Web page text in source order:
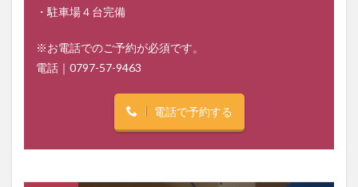
・駐車場４台完備
※お電話でのご予約が必須です。
電話｜ 0797-57-9463
電話で予約する